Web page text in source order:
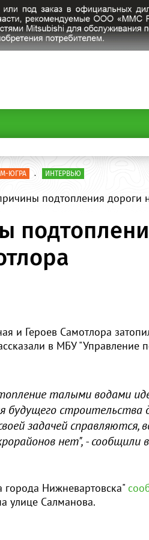
ЮГРА . ИНТЕРВЬЮ
подтопления дороги
и Героев Самотлора
в МБУ "Управление
талыми водами
строительства
задачей справляются,
нет", - сообщили
города Нижневартовска"
улице Салманова.